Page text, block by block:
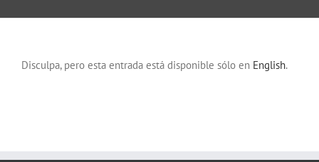
Disculpa, pero esta entrada está disponible sólo en English.